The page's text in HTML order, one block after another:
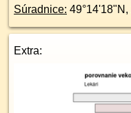
Súradnice: 49°14'18"N ,
Extra: